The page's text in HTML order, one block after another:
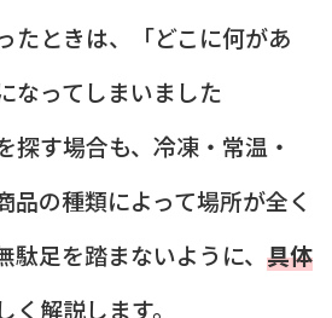
たときは、「どこに何があ
なってしまいました
探す場合も、冷凍・常温・
品の種類によって場所が全く
足を踏まないように、 具体
く解説します。